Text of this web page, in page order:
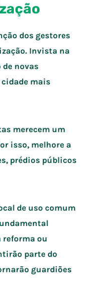
dos gestores
Invista na
novas
mais
merecem um
isso, melhore a
prédios públicos
de uso comum
reforma ou
parte do
guardiões